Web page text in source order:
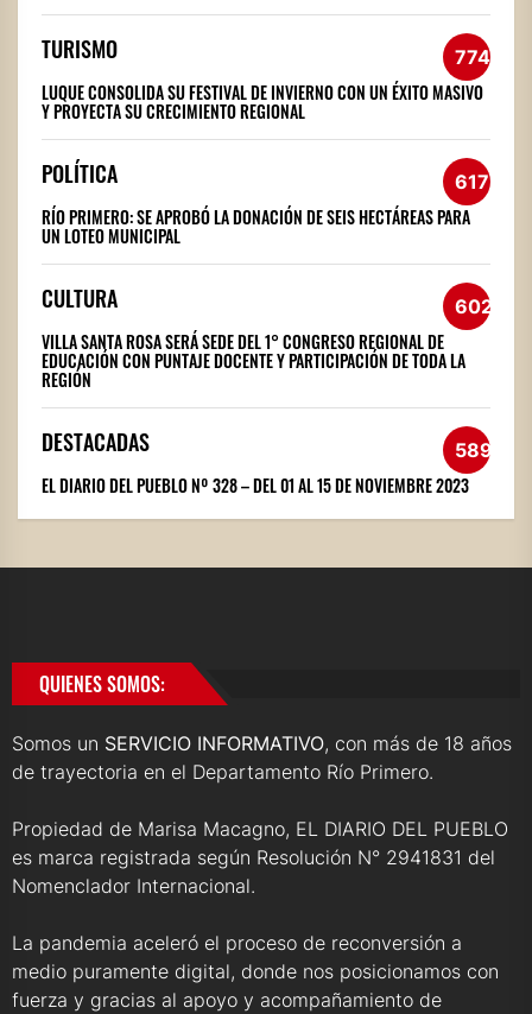
TURISMO 774
LUQUE CONSOLIDA SU FESTIVAL DE INVIERNO CON UN ÉXITO MASIVO
Y PROYECTA SU CRECIMIENTO REGIONAL
POLÍTICA 617
RÍO PRIMERO: SE APROBÓ LA DONACIÓN DE SEIS HECTÁREAS PARA
UN LOTEO MUNICIPAL
CULTURA 602
VILLA SANTA ROSA SERÁ SEDE DEL 1° CONGRESO REGIONAL DE
EDUCACIÓN CON PUNTAJE DOCENTE Y PARTICIPACIÓN DE TODA LA
REGIÓN
DESTACADAS 589
EL DIARIO DEL PUEBLO Nº 328 – DEL 01 AL 15 DE NOVIEMBRE 2023
QUIENES SOMOS:
Somos un SERVICIO INFORMATIVO, con más de 18 años
de trayectoria en el Departamento Río Primero.
Propiedad de Marisa Macagno, EL DIARIO DEL PUEBLO
es marca registrada según Resolución N° 2941831 del
Nomenclador Internacional.
La pandemia aceleró el proceso de reconversión a
medio puramente digital, donde nos posicionamos con
fuerza y gracias al apoyo y acompañamiento de